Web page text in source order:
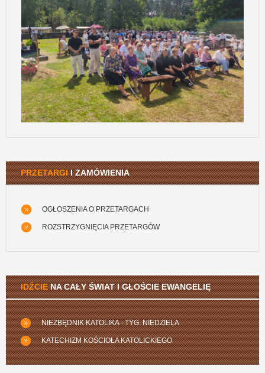
PRZETARGII ZAMÓWIENIA
OGŁOSZENIA O PRZETARGACH
ROZSTRZYGNIĘCIA PRZETARGÓW
IDŹCIENA CAŁY ŚWIAT I GŁOŚCIE EWANGELIĘ
NIEZBĘDNIK KATOLIKA - TYG. NIEDZIELA
KATECHIZM KOŚCIOŁA KATOLICKIEGO